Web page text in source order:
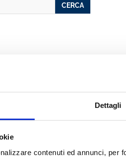
Dettagli
contenuti ed annunci, per
CERCA
con noi